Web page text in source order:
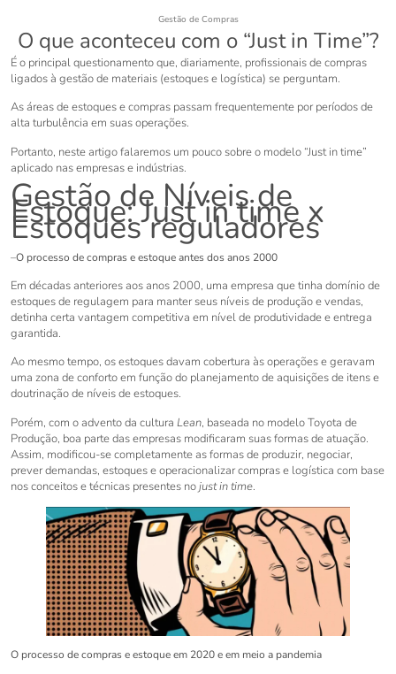
Gestão de Compras
O que aconteceu com o “Just in Time”?
É o principal questionamento que, diariamente, profissionais de compras
ligados à gestão de materiais (estoques e logística) se perguntam.
As áreas de estoques e compras passam frequentemente por períodos de
alta turbulência em suas operações.
Portanto, neste artigo falaremos um pouco sobre o modelo “Just in time”
aplicado nas empresas e indústrias.
Gestão de Níveis de
Estoque: Just in time x
Estoques reguladores
–O processo de compras e estoque antes dos anos 2000
Em décadas anteriores aos anos 2000, uma empresa que tinha domínio de
estoques de regulagem para manter seus níveis de produção e vendas,
detinha certa vantagem competitiva em nível de produtividade e entrega
garantida.
Ao mesmo tempo, os estoques davam cobertura às operações e geravam
uma zona de conforto em função do planejamento de aquisições de itens e
doutrinação de níveis de estoques.
Porém, com o advento da cultura Lean, baseada no modelo Toyota de
Produção, boa parte das empresas modificaram suas formas de atuação.
Assim, modificou-se completamente as formas de produzir, negociar,
prever demandas, estoques e operacionalizar compras e logística com base
nos conceitos e técnicas presentes nojust in time.
O processo de compras e estoque em 2020 e em meio a pandemia